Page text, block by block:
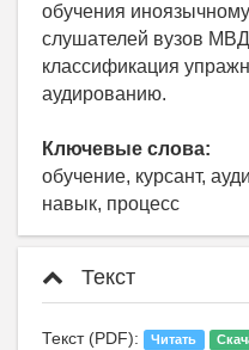
обучения
слушателей вузов
классификация
аудированию.
Ключевые слова:
обучение, курсант,
навык, процесс
Текст
Текст (PDF): Читать